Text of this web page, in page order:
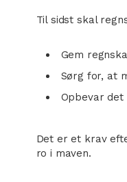
Til sidst skal
Gem
Sørg for, at
Opbevar
Det er et krav
ro i maven.